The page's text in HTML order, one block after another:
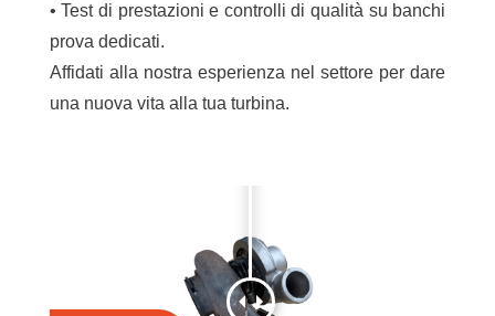
• Test di prestazioni e controlli di qualità su banchi
prova dedicati.
Affidati alla nostra esperienza nel settore per dare
una nuova vita alla tua turbina.